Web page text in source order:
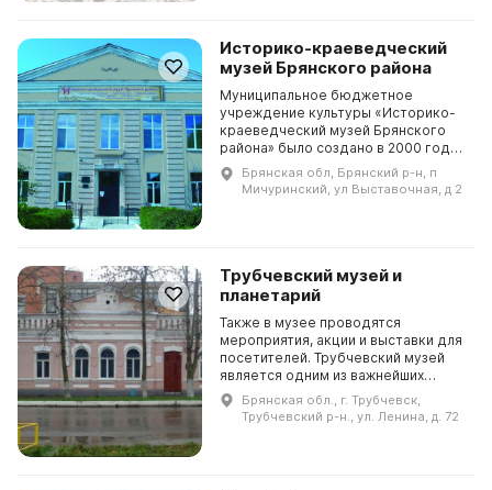
Историко-краеведческий
музей Брянского района
Муниципальное бюджетное
учреждение культуры «Историко-
краеведческий музей Брянского
района» было создано в 2000 году
в соответствии с Гражданским
кодексом Российской Федерации.
В 2013 году в музее был...
Брянская обл, Брянский р-н, п
Мичуринский, ул Выставочная, д 2
Трубчевский музей и
планетарий
Также в музее проводятся
мероприятия, акции и выставки для
посетителей. Трубчевский музей
является одним из важнейших
культурных учреждений. Он был
организован в 1919 году Георгием
Михайловичем Пор...
Брянская обл., г. Трубчевск,
Трубчевский р-н., ул. Ленина, д. 72